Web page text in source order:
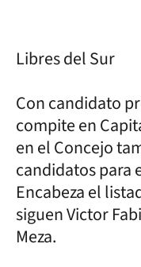
Libres del Sur
Con candidato
compite en
en el Concejo
candidatos para
Encabeza el
siguen Victor
Meza.